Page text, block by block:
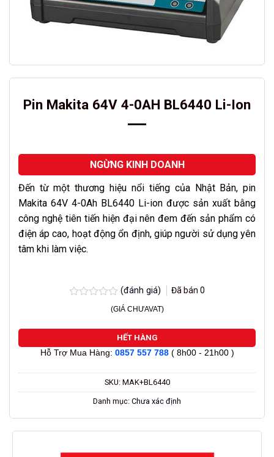
Pin Makita 64V 4-0AH BL6440 Li-Ion
NGỪNG KINH DOANH
Đến từ một thương hiệu nổi tiếng của Nhật Bản, pin
Makita 64V 4-0Ah BL6440 Li-ion được sản xuất bằng
công nghệ tiên tiến hiện đại nên đem đến sản phẩm có
điện áp cao, hoạt động ổn định, giúp người sử dụng yên
tâm khi làm việc.
sao
(đánh giá) Đã bán0
(GIÁ CHƯAVAT)
HẾT HÀNG
Hỗ Trợ Mua Hàng: 0857 557 788 ( 8h00 - 21h00 )
SKU: MAK+BL6440
Danh mục: Chưa xác định